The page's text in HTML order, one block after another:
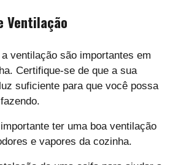
Ventilação
ventilação são importantes em
Certifique-se de que a sua
suficiente para que você possa
ter uma boa ventilação
e vapores da cozinha.